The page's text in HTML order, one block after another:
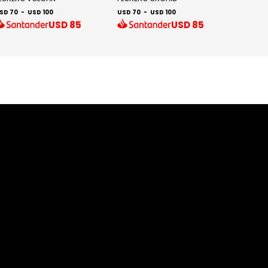
70 - USD 100
USD85
USD 70 - USD 100
USD85